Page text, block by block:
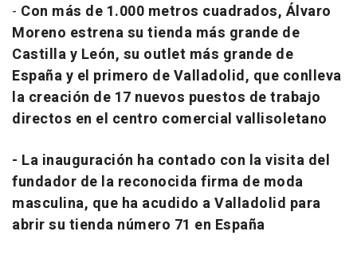
- Con más de 1.000 metros cuadrados, Álvaro
Moreno estrena su tienda más grande de
Castilla y León, su outlet más grande de
España y el primero de Valladolid, que conlleva
la creación de 17 nuevos puestos de trabajo
directos en el centro comercial vallisoletano
- La inauguración ha contado con la visita del
fundador de la reconocida firma de moda
masculina, que ha acudido a Valladolid para
abrir su tienda número 71 en España